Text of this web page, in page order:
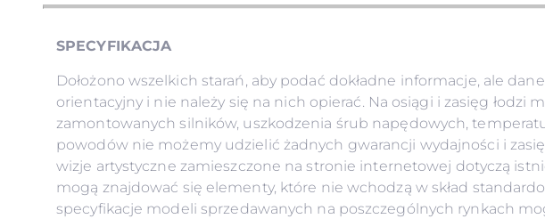
SPECYFIKACJA
Dołożono wszelkich starań, aby podać dokładne informacje, ale
orientacyjny i nie należy się na nich opierać. Na osiągi i zasięg
zamontowanych silników, uszkodzenia śrub napędowych,
powodów nie możemy udzielić żadnych gwarancji wydajności i
wizje artystyczne zamieszczone na stronie internetowej dotyczą
mogą znajdować się elementy, które nie wchodzą w skład
specyfikacje modeli sprzedawanych na poszczególnych rynkach